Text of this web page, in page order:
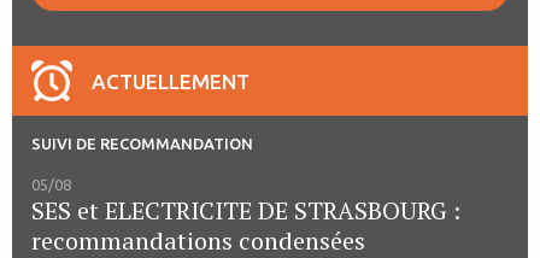
ACTUELLEMENT
SUIVI DE RECOMMANDATION
05/08
SES et ELECTRICITE DE STRASBOURG :
recommandations condensées